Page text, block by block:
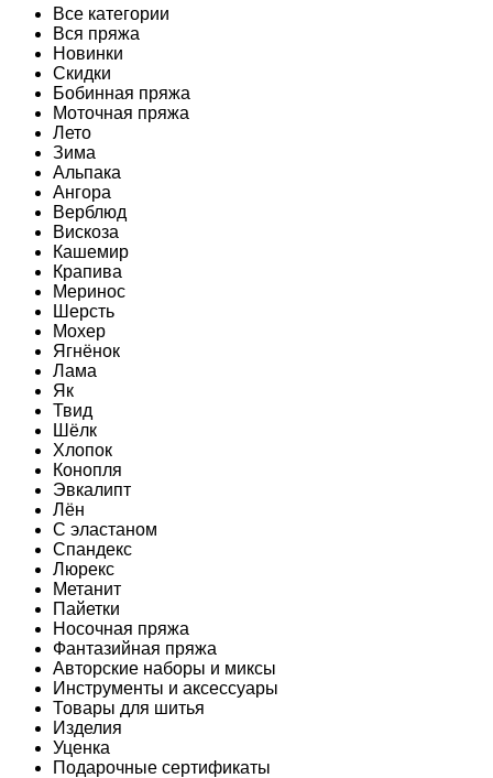
Все категории
Вся пряжа
Новинки
Скидки
Бобинная пряжа
Моточная пряжа
Лето
Зима
Альпака
Ангора
Верблюд
Вискоза
Кашемир
Крапива
Меринос
Шерсть
Мохер
Ягнёнок
Лама
Як
Твид
Шёлк
Хлопок
Конопля
Эвкалипт
Лён
C эластаном
Спандекс
Люрекс
Метанит
Пайетки
Носочная пряжа
Фантазийная пряжа
Авторские наборы и миксы
Инструменты и аксессуары
Товары для шитья
Изделия
Уценка
Подарочные сертификаты